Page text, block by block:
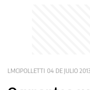
LMCIPOLLETTI 04 DE JULIO